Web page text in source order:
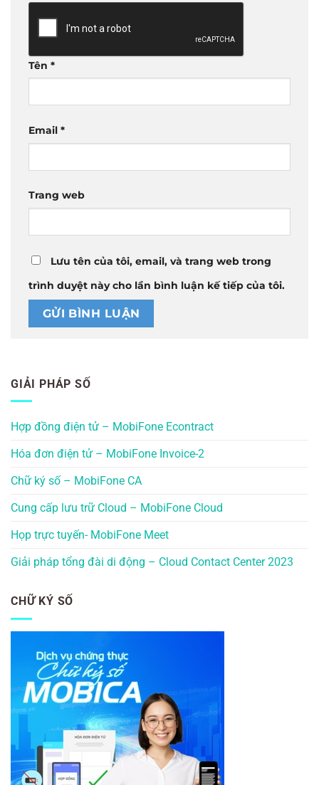
Tên *
Email *
Trang web
Lưu tên của tôi, email, và trang web trong
trình duyệt này cho lần bình luận kế tiếp của tôi.
GIẢI PHÁP SỐ
Hợp đồng điện tử – MobiFone Econtract
Hóa đơn điện tử – MobiFone Invoice-2
Chữ ký số – MobiFone CA
Cung cấp lưu trữ Cloud – MobiFone Cloud
Họp trực tuyến- MobiFone Meet
Giải pháp tổng đài di động – Cloud Contact Center 2023
CHỮ KÝ SỐ